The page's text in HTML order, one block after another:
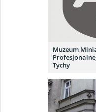
Muzeum
Tychy